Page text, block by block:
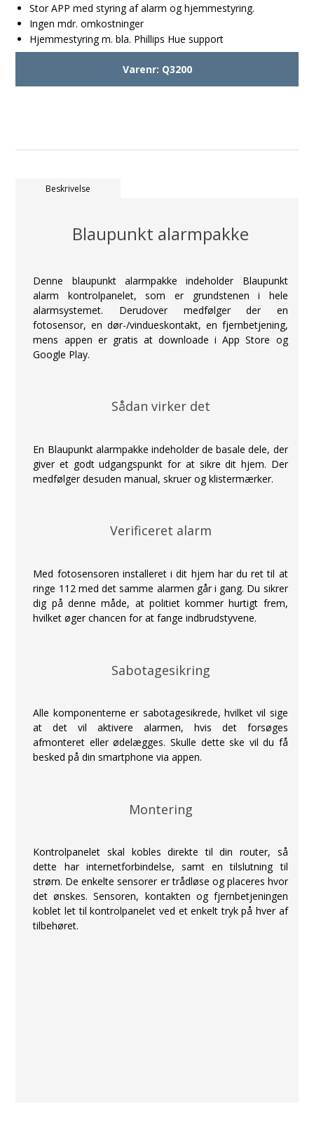
Stor APP med styring af alarm og hjemmestyring.
Ingen mdr. omkostninger
Hjemmestyring m. bla. Phillips Hue support
Varenr: Q3200
Beskrivelse
Blaupunkt alarmpakke
Denne blaupunkt alarmpakke indeholder Blaupunkt
alarm kontrolpanelet, som er grundstenen i hele
alarmsystemet. Derudover medfølger der en
fotosensor, en dør-/vindueskontakt, en fjernbetjening,
mens appen er gratis at downloade i App Store og
Google Play.
Sådan virker det
En Blaupunkt alarmpakke indeholder de basale dele, der
giver et godt udgangspunkt for at sikre dit hjem. Der
medfølger desuden manual, skruer og klistermærker.
Verificeret alarm
Med fotosensoren installeret i dit hjem har du ret til at
ringe 112 med det samme alarmen går i gang. Du sikrer
dig på denne måde, at politiet kommer hurtigt frem,
hvilket øger chancen for at fange indbrudstyvene.
Sabotagesikring
Alle komponenterne er sabotagesikrede, hvilket vil sige
at det vil aktivere alarmen, hvis det forsøges
afmonteret eller ødelægges. Skulle dette ske vil du få
besked på din smartphone via appen.
Montering
Kontrolpanelet skal kobles direkte til din router, så
dette har internetforbindelse, samt en tilslutning til
strøm. De enkelte sensorer er trådløse og placeres hvor
det ønskes. Sensoren, kontakten og fjernbetjeningen
koblet let til kontrolpanelet ved et enkelt tryk på hver af
tilbehøret.